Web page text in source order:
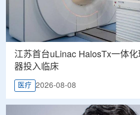
江苏首台uLinac HalosTx一体
器投入临床
医疗 2026-08-08